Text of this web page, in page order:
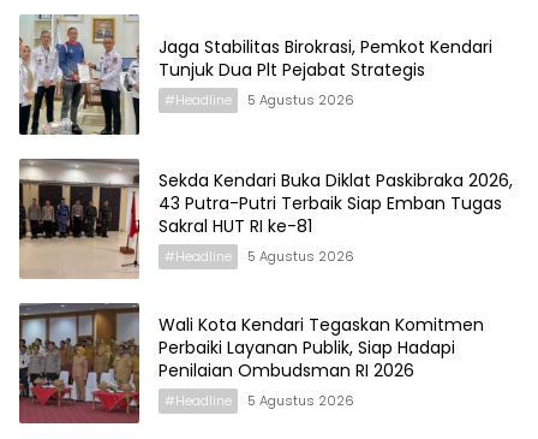
Jaga Stabilitas Birokrasi, Pemkot Kendari
Tunjuk Dua Plt Pejabat Strategis
#Headline 5 Agustus 2026
Sekda Kendari Buka Diklat Paskibraka 2026,
43 Putra-Putri Terbaik Siap Emban Tugas
Sakral HUT RI ke-81
#Headline 5 Agustus 2026
Wali Kota Kendari Tegaskan Komitmen
Perbaiki Layanan Publik, Siap Hadapi
Penilaian Ombudsman RI 2026
#Headline 5 Agustus 2026